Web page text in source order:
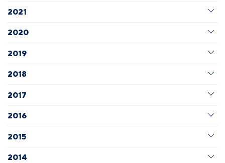
2021
2020
2019
2018
2017
2016
2015
2014